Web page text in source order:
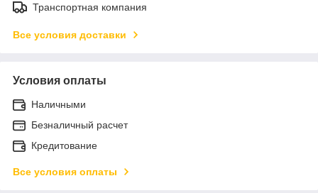
Транспортная компания
Все условия доставки
Условия оплаты
Наличными
Безналичный расчет
Кредитование
Все условия оплаты